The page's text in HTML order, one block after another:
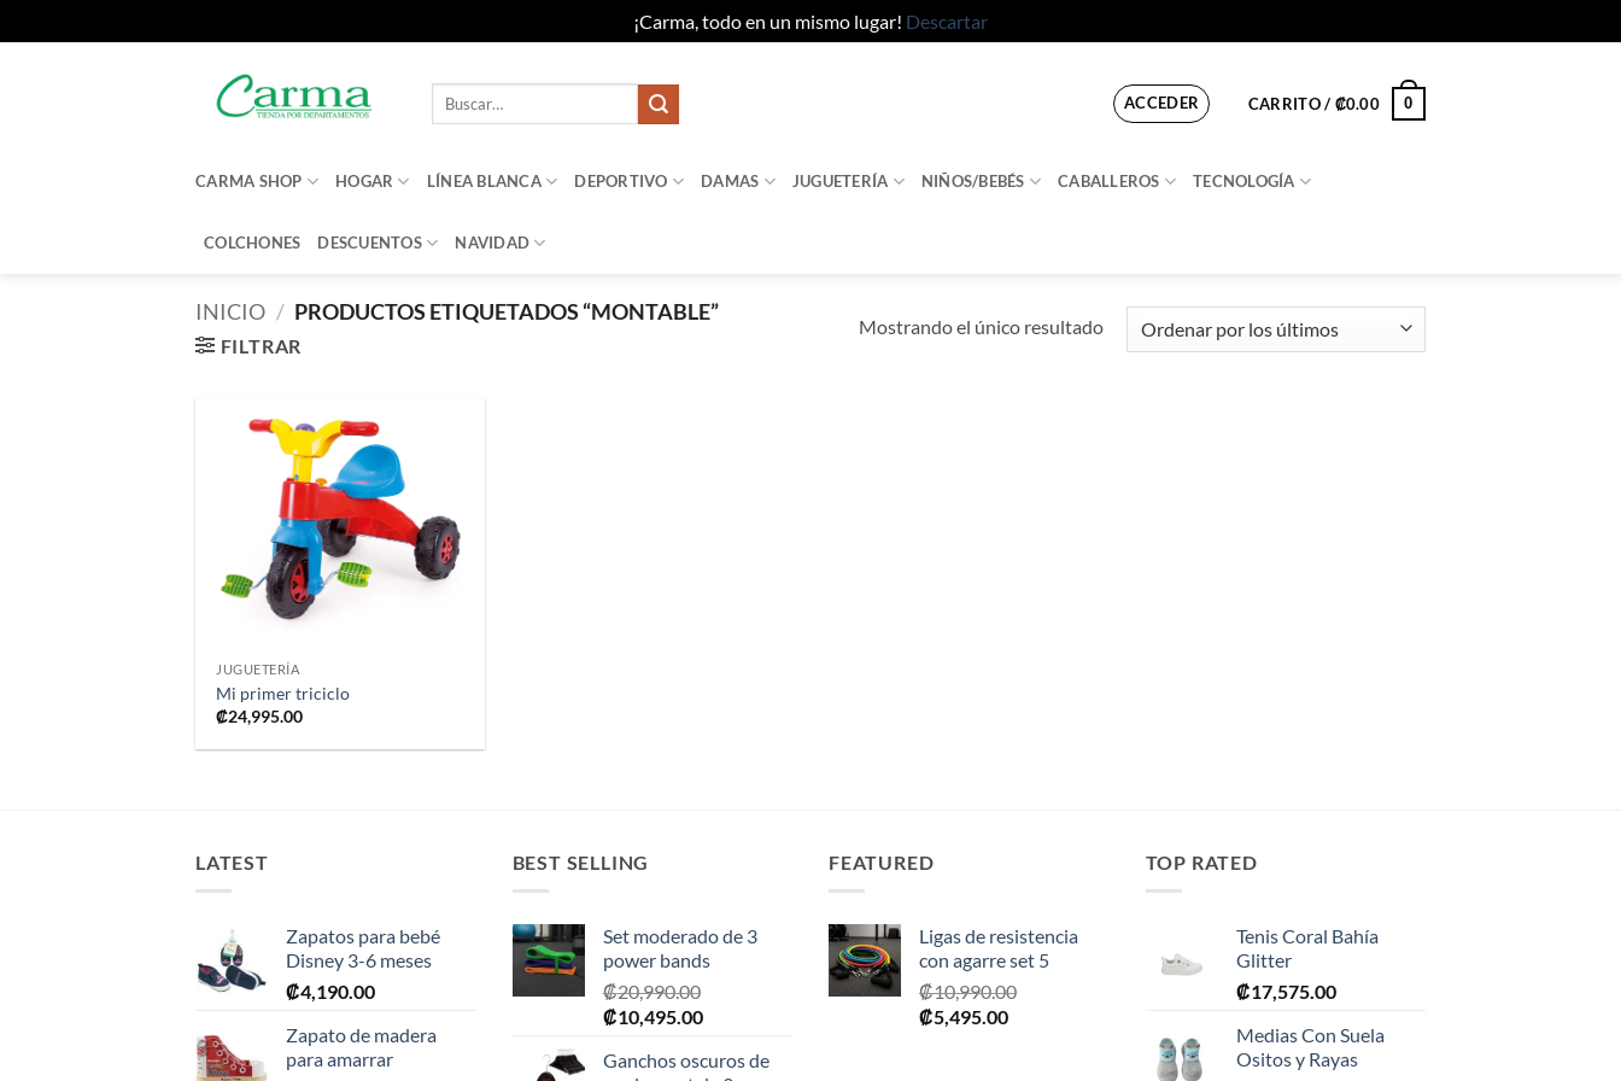
¡Carma, todo en un mismo lugar! Descartar
Buscar
ACCEDER CARRITO / ₡0.00 0
CARMA SHOP HOGAR LÍNEA BLANCA DEPORTIVO DAMAS JUGUETERÍA NIÑOS/BEBÉS CABALLEROS TECNOLOGÍA
COLCHONES DESCUENTOS NAVIDAD
INICIO / PRODUCTOS ETIQUETADOS “MONTABLE”
FILTRAR
Mostrando el único resultado
deseos
JUGUETERÍA
Mi primer triciclo
₡24,995.00
LATEST
Zapatos para bebé
Disney 3-6 meses
₡4,190.00
Zapato de madera
para amarrar
BEST SELLING
Set moderado de 3
power bands
₡20,990.00
El
original
₡10,495.00El
actual
Ganchos oscuros de
FEATURED
Ligas de resistencia
con agarre set 5
₡10,990.00
El
₡5,495.00El
TOP RATED
Tenis Coral Bahía
Glitter
₡17,575.00
Medias Con Suela
Ositos y Rayas